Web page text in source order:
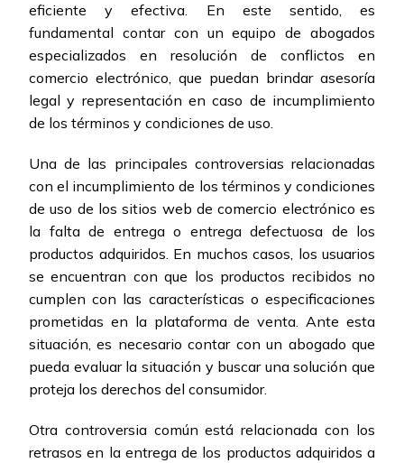
eficiente y efectiva. En este sentido, es
fundamental contar con un equipo de abogados
especializados en resolución de conflictos en
comercio electrónico, que puedan brindar asesoría
legal y representación en caso de incumplimiento
de los términos y condiciones de uso.
Una de las principales controversias relacionadas
con el incumplimiento de los términos y condiciones
de uso de los sitios web de comercio electrónico es
la falta de entrega o entrega defectuosa de los
productos adquiridos. En muchos casos, los usuarios
se encuentran con que los productos recibidos no
cumplen con las características o especificaciones
prometidas en la plataforma de venta. Ante esta
situación, es necesario contar con un abogado que
pueda evaluar la situación y buscar una solución que
proteja los derechos del consumidor.
Otra controversia común está relacionada con los
retrasos en la entrega de los productos adquiridos a